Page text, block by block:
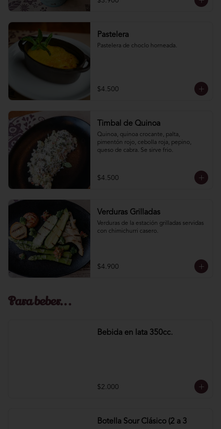
Pastelera
Pastelera de choclo horneada.
$4.500
Timbal de Quinoa
Quinoa, quinoa crocante, palta,
pimentón rojo, cebolla roja, pepino,
queso de cabra. Se sirve frio.
$4.500
Verduras Grilladas
Verduras de la estación grilladas servidas
con chimichurri casero.
$4.900
Para beber...
Bebida en lata 350cc.
$2.000
Botella Sour Clásico (2 a 3